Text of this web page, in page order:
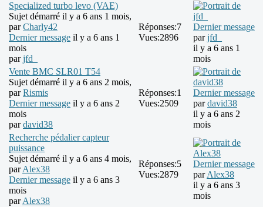
Specialized turbo levo (VAE)
Sujet démarré il y a 6 ans 1 mois,
parCharly42
Dernier message il y a 6 ans 1
mois
parjfd_
Réponses:7
Vues:2896
Dernier message
parjfd_
il y a 6 ans 1
mois
Vente BMC SLR01 T54
Sujet démarré il y a 6 ans 2 mois,
parRismis
Dernier message il y a 6 ans 2
mois
pardavid38
Réponses:1
Vues:2509
Dernier message
pardavid38
il y a 6 ans 2
mois
Recherche pédalier capteur
puissance
Sujet démarré il y a 6 ans 4 mois,
parAlex38
Dernier message il y a 6 ans 3
mois
parAlex38
Réponses:5
Vues:2879
Dernier message
parAlex38
il y a 6 ans 3
mois